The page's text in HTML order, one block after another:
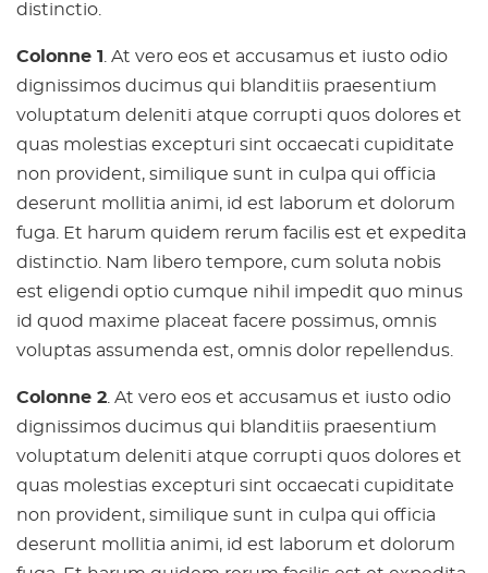
distinctio.
Colonne 1
. At vero eos et accusamus et iusto odio
dignissimos ducimus qui blanditiis praesentium
voluptatum deleniti atque corrupti quos dolores et
quas molestias excepturi sint occaecati cupiditate
non provident, similique sunt in culpa qui officia
deserunt mollitia animi, id est laborum et dolorum
fuga. Et harum quidem rerum facilis est et expedita
distinctio. Nam libero tempore, cum soluta nobis
est eligendi optio cumque nihil impedit quo minus
id quod maxime placeat facere possimus, omnis
voluptas assumenda est, omnis dolor repellendus.
Colonne 2 . At vero eos et accusamus et iusto odio
dignissimos ducimus qui blanditiis praesentium
voluptatum deleniti atque corrupti quos dolores et
quas molestias excepturi sint occaecati cupiditate
non provident, similique sunt in culpa qui officia
deserunt mollitia animi, id est laborum et dolorum